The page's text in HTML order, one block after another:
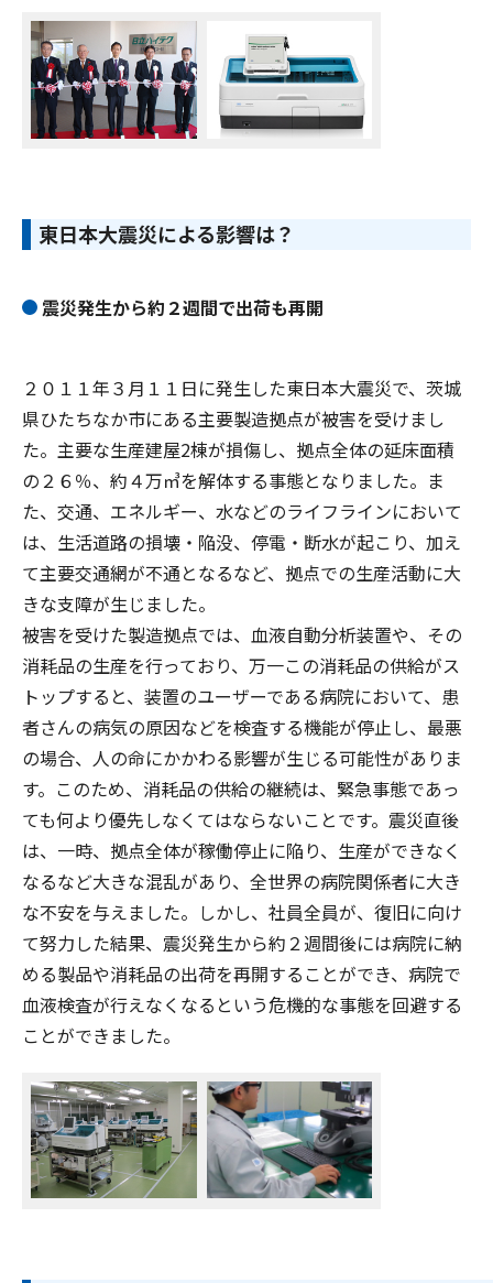
東日本大震災による影響は？
震災発生から約２週間で出荷も再開
２０１１年３月１１日に発生した東日本大震災で、茨城
県ひたちなか市にある主要製造拠点が被害を受けまし
た。主要な生産建屋2棟が損傷し、拠点全体の延床面積
の２６％、約４万㎥を解体する事態となりました。ま
た、交通、エネルギー、水などのライフラインにおいて
は、生活道路の損壊・陥没、停電・断水が起こり、加え
て主要交通網が不通となるなど、拠点での生産活動に大
きな支障が生じました。
被害を受けた製造拠点では、血液自動分析装置や、その
消耗品の生産を行っており、万一この消耗品の供給がス
トップすると、装置のユーザーである病院において、患
者さんの病気の原因などを検査する機能が停止し、最悪
の場合、人の命にかかわる影響が生じる可能性がありま
す。このため、消耗品の供給の継続は、緊急事態であっ
ても何より優先しなくてはならないことです。震災直後
は、一時、拠点全体が稼働停止に陥り、生産ができなく
なるなど大きな混乱があり、全世界の病院関係者に大き
な不安を与えました。しかし、社員全員が、復旧に向け
て努力した結果、震災発生から約２週間後には病院に納
める製品や消耗品の出荷を再開することができ、病院で
血液検査が行えなくなるという危機的な事態を回避する
ことができました。